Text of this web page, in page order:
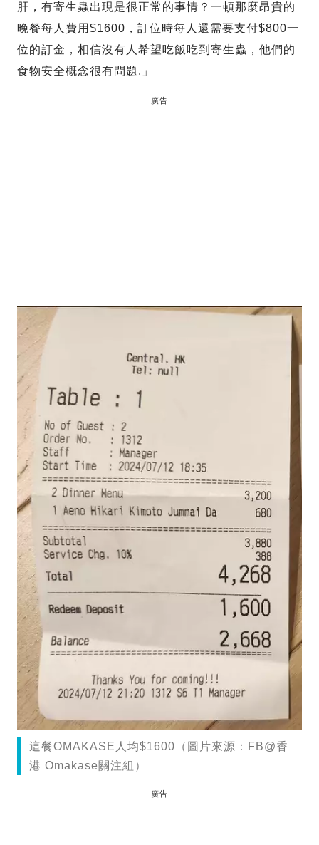
肝，有寄生蟲出現是很正常的事情？一頓那麼昂貴的
晚餐每人費用$1600，訂位時每人還需要支付$800一
位的訂金，相信沒有人希望吃飯吃到寄生蟲，他們的
食物安全概念很有問題.」
廣告
這餐OMAKASE人均$1600（圖片來源：FB@香
港 Omakase關注組）
廣告